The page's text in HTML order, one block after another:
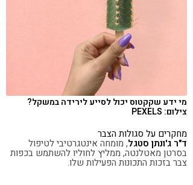
מי ידע שקקטוס יכול לסייע לירידה במשקל?
צילום: PEXELS
מחקרים על סגולות הצבר
ד"ר ג'ונתן סטגל, מומחה אינטגרטיבי לטיפול
בסרטן מאטלנטה, ממליץ לחוליו להשתמש בכפות
צבר בזכות התכונות הפעילות שלו.